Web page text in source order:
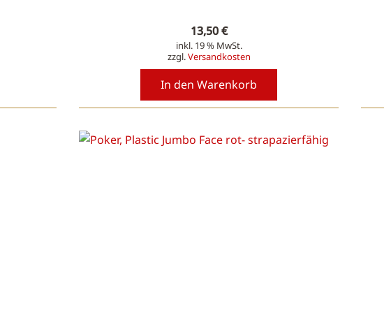
13,50€
inkl. 19 % MwSt.
zzgl.Versandkosten
In den Warenkorb